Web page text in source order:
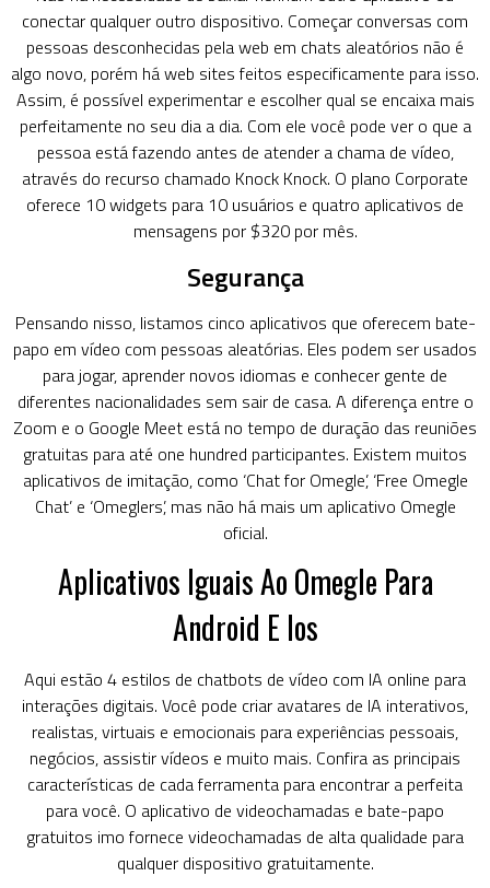
conectar qualquer outro dispositivo. Começar conversas com
pessoas desconhecidas pela web em chats aleatórios não é
algo novo, porém há web sites feitos especificamente para isso.
Assim, é possível experimentar e escolher qual se encaixa mais
perfeitamente no seu dia a dia. Com ele você pode ver o que a
pessoa está fazendo antes de atender a chama de vídeo,
através do recurso chamado Knock Knock. O plano Corporate
oferece 10 widgets para 10 usuários e quatro aplicativos de
mensagens por $320 por mês.
Segurança
Pensando nisso, listamos cinco aplicativos que oferecem bate-
papo em vídeo com pessoas aleatórias. Eles podem ser usados
para jogar, aprender novos idiomas e conhecer gente de
diferentes nacionalidades sem sair de casa. A diferença entre o
Zoom e o Google Meet está no tempo de duração das reuniões
gratuitas para até one hundred participantes. Existem muitos
aplicativos de imitação, como ‘Chat for Omegle’, ‘Free Omegle
Chat’ e ‘Omeglers’, mas não há mais um aplicativo Omegle
oficial.
Aplicativos Iguais Ao Omegle Para
Android E Ios
Aqui estão 4 estilos de chatbots de vídeo com IA online para
interações digitais. Você pode criar avatares de IA interativos,
realistas, virtuais e emocionais para experiências pessoais,
negócios, assistir vídeos e muito mais. Confira as principais
características de cada ferramenta para encontrar a perfeita
para você. O aplicativo de videochamadas e bate-papo
gratuitos imo fornece videochamadas de alta qualidade para
qualquer dispositivo gratuitamente.